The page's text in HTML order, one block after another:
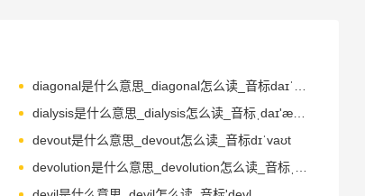
dialysis是什么意思_dialysis怎么读_音标ˌdaɪ'æləsɪs
devout是什么意思_devout怎么读_音标dɪˈvaʊt